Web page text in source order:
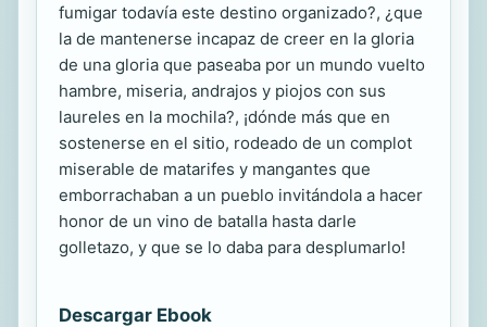
fumigar todavía este destino organizado?, ¿que
la de mantenerse incapaz de creer en la gloria
de una gloria que paseaba por un mundo vuelto
hambre, miseria, andrajos y piojos con sus
laureles en la mochila?, ¡dónde más que en
sostenerse en el sitio, rodeado de un complot
miserable de matarifes y mangantes que
emborrachaban a un pueblo invitándola a hacer
honor de un vino de batalla hasta darle
golletazo, y que se lo daba para desplumarlo!
Descargar Ebook